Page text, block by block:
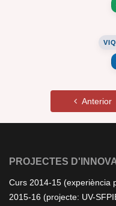
Anterior
PROJECTES
Curs 2014-15 (experiència
2015-16 (projecte: UV-